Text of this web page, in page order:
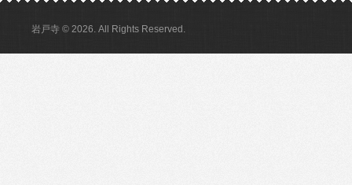
岩戸寺 © 2026. All Rights Reserved.